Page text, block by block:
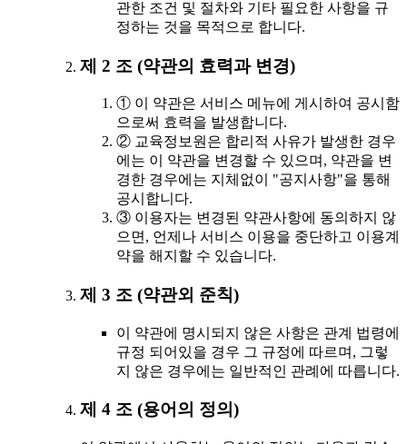
관한 조건 및 절차와 기타 필요한 사항을 규
정하는 것을 목적으로 합니다.
제 2 조 (약관의 효력과 변경)
① 이 약관은 서비스 메뉴에 게시하여 공시함
으로써 효력을 발생합니다.
② 교육정보원은 합리적 사유가 발생한 경우
에는 이 약관을 변경할 수 있으며, 약관을 변
경한 경우에는 지체없이 "공지사항"을 통해
공시합니다.
③ 이용자는 변경된 약관사항에 동의하지 않
으면, 언제나 서비스 이용을 중단하고 이용계
약을 해지할 수 있습니다.
제 3 조 (약관외 준칙)
이 약관에 명시되지 않은 사항은 관계 법령에
규정 되어있을 경우 그 규정에 따르며, 그렇
지 않은 경우에는 일반적인 관례에 따릅니다.
제 4 조 (용어의 정의)